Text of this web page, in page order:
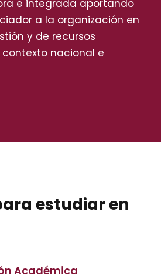
e integrada aportando
a la organización en
y de recursos
nacional e
estudiar en
Académica